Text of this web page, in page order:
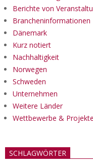
Berichte von
Brancheninformationen
Dänemark
Kurz notiert
Nachhaltigkeit
Norwegen
Schweden
Unternehmen
Weitere Länder
Wettbewerbe & Projekte
SCHLAGWÖRTER